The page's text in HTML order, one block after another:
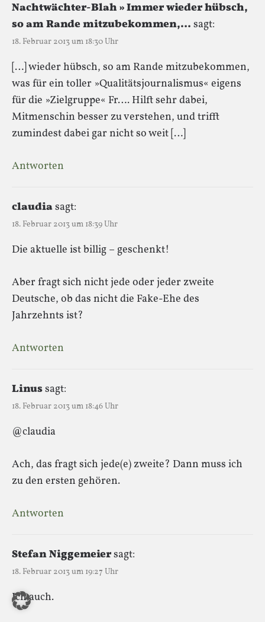
Nachtwächter-Blah » Immer wieder hübsch,
so am Rande mitzubekommen,… sagt:
18. Februar 2013 um 18:30 Uhr
[…] wieder hübsch, so am Rande mitzubekommen,
was für ein toller »Qualitätsjournalismus« eigens
für die »Zielgruppe« Fr…. Hilft sehr dabei,
Mitmenschin besser zu verstehen, und trifft
zumindest dabei gar nicht so weit […]
Antworten
claudiasagt:
18. Februar 2013 um 18:39 Uhr
Die aktuelle ist billig – geschenkt!
Aber fragt sich nicht jede oder jeder zweite
Deutsche, ob das nicht die Fake-Ehe des
Jahrzehnts ist?
Antworten
Linussagt:
18. Februar 2013 um 18:46 Uhr
@claudia
Ach, das fragt sich jede(e) zweite? Dann muss ich
zu den ersten gehören.
Antworten
Stefan Niggemeiersagt:
18. Februar 2013 um 19:27 Uhr
Ich auch.